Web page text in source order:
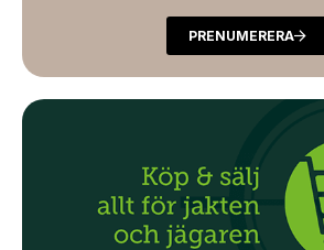
PRENUMERERA